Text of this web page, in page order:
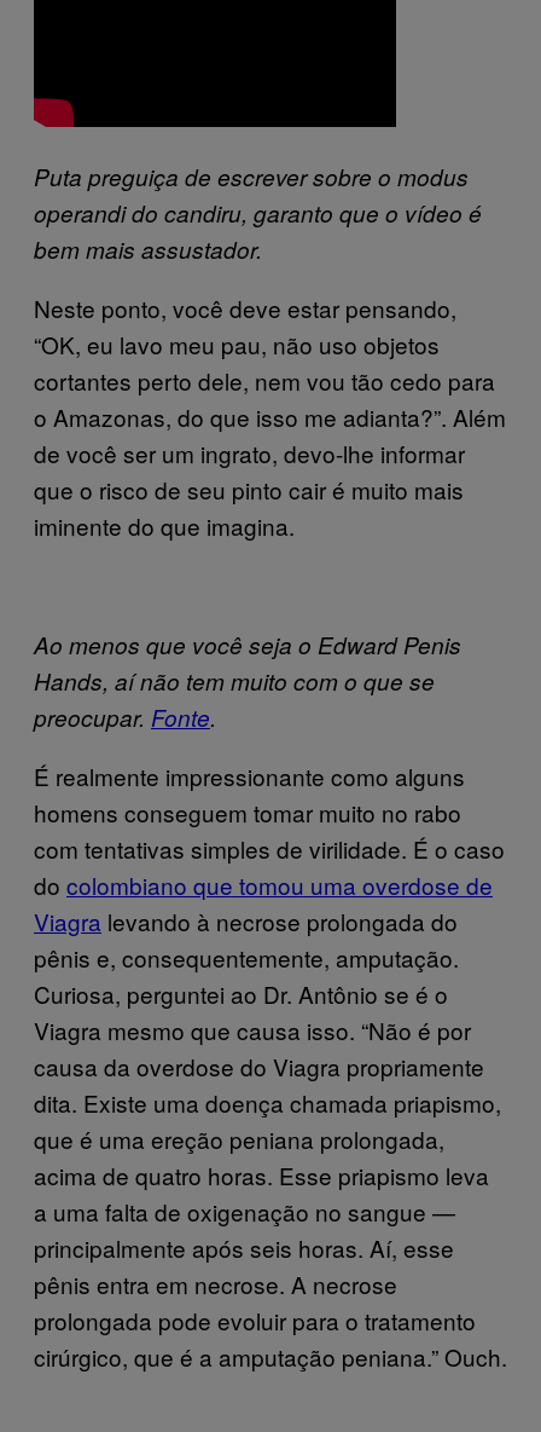
Puta preguiça de escrever sobre o modus
operandi do candiru, garanto que o vídeo é
bem mais assustador.
Neste ponto, você deve estar pensando,
“OK, eu lavo meu pau, não uso objetos
cortantes perto dele, nem vou tão cedo para
o Amazonas, do que isso me adianta?”. Além
de você ser um ingrato, devo-lhe informar
que o risco de seu pinto cair é muito mais
iminente do que imagina.
Ao menos que você seja o Edward Penis
Hands, aí não tem muito com o que se
preocupar. Fonte.
É realmente impressionante como alguns
homens conseguem tomar muito no rabo
com tentativas simples de virilidade. É o caso
do colombiano que tomou uma overdose de
Viagra levando à necrose prolongada do
pênis e, consequentemente, amputação.
Curiosa, perguntei ao Dr. Antônio se é o
Viagra mesmo que causa isso. “Não é por
causa da overdose do Viagra propriamente
dita. Existe uma doença chamada priapismo,
que é uma ereção peniana prolongada,
acima de quatro horas. Esse priapismo leva
a uma falta de oxigenação no sangue —
principalmente após seis horas. Aí, esse
pênis entra em necrose. A necrose
prolongada pode evoluir para o tratamento
cirúrgico, que é a amputação peniana.” Ouch.